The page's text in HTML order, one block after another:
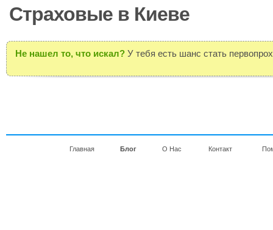
Страховые в Киеве
Не нашел то, что искал? У тебя есть шанс стать
Главная Блог О Нас Контакт